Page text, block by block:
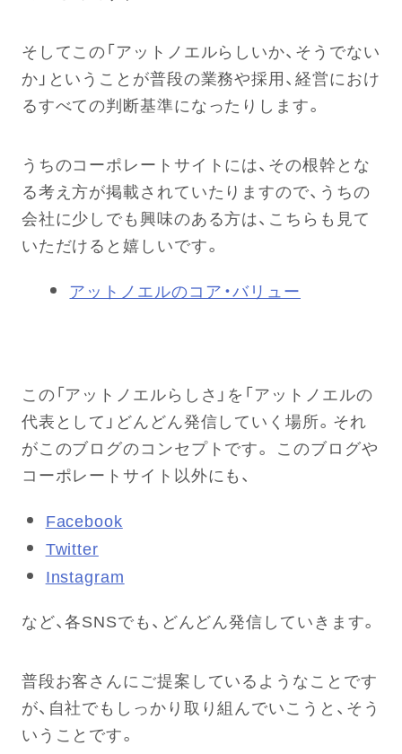
そしてこの「アットノエルらしいか、そうでない
か」ということが普段の業務や採用、経営におけ
るすべての判断基準になったりします。
うちのコーポレートサイトには、その根幹とな
る考え方が掲載されていたりますので、うちの
会社に少しでも興味のある方は、こちらも見て
いただけると嬉しいです。
アットノエルのコア・バリュー
この「アットノエルらしさ」を「アットノエルの
代表として」どんどん発信していく場所。それ
がこのブログのコンセプトです。 このブログや
コーポレートサイト以外にも、
Facebook
Twitter
Instagram
など、各SNSでも、どんどん発信していきます。
普段お客さんにご提案しているようなことです
が、自社でもしっかり取り組んでいこうと、そう
いうことです。